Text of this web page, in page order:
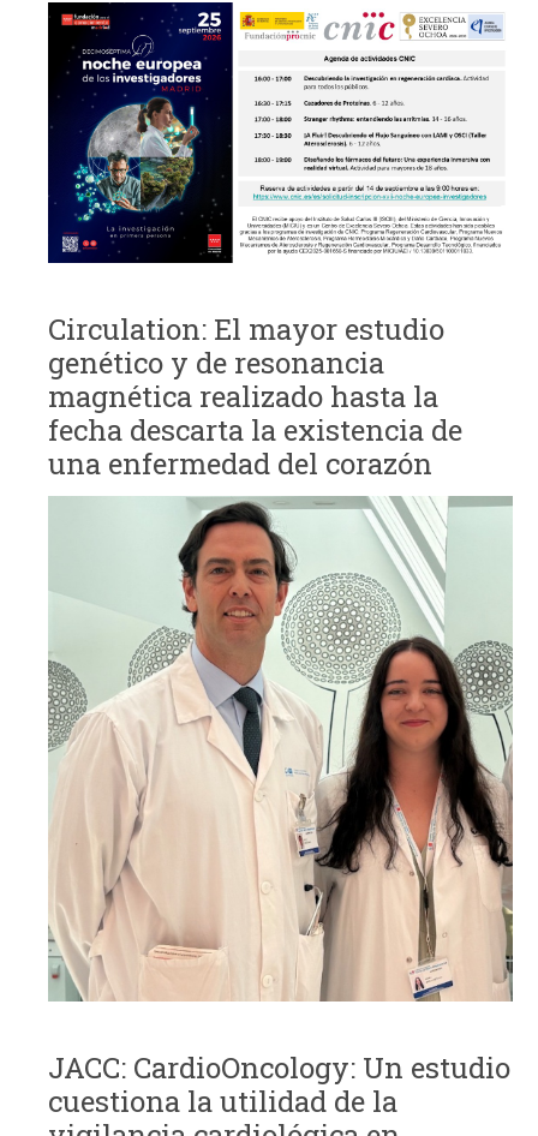
Circulation: El mayor estudio
genético y de resonancia
magnética realizado hasta la
fecha descarta la existencia de
una enfermedad del corazón
JACC: CardioOncology: Un estudio
cuestiona la utilidad de la